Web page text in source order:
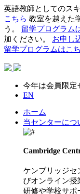
英語教師としてのス
こちら 教室を越えた
う。 留学プログラム
加ください。 お申し
留学プログラムはこ
今年は会員限定
EN
ホーム
当センターにつ
Cambridge
ケンブリッジセ
びオンライン授
研修や学校サポ